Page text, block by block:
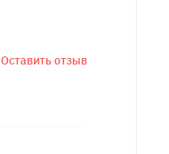
Оставить отзыв